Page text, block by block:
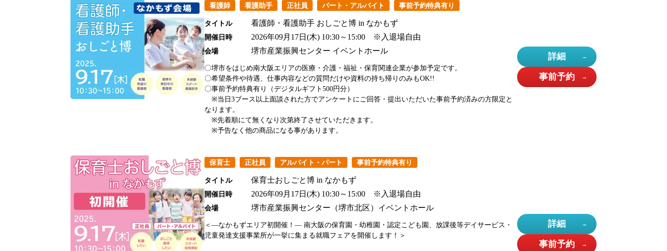
看護師 看護助手 正社員 パート・アルバイト 事前予約特典有り
タイトル 看護師・看護助手 おしごと博 in なかもず
開催日時 2026年09月17日(木) 10:30～15:00 ※入退場自由
会場 堺市産業振興センター イベントホール
〇堺市をはじめ南大阪エリアの医療・介護・福祉・保育関連企業が参加予定です。
〇希望条件や待遇、仕事内容などの質問だけや資料の持ち帰りのみもOK!!
〇事前予約特典有り（デジタルギフト500円分）
※当日3ブース以上面談された方でアンケートにご回答・提出いただいた事前予約済みの方限定と
なります。
※先着順にて無くなり次第終了させていただきます。
※予告なく他の商品になる事があります。
詳細
事前予約
保育士 正社員 アルバイト・パート 事前予約特典有り
タイトル 保育士おしごと博 in なかもず
開催日時 2026年09月17日(木) 10:30～15:00 ※入退場自由
会場 堺市産業振興センター（堺市北区）イベントホール
＜―なかもずエリア初開催！― 南大阪の保育園・幼稚園・認定こども園、放課後等デイサービス・
児童発達支援事業所が一挙に集まる就職フェアを開催します！＞
詳細
事前予約